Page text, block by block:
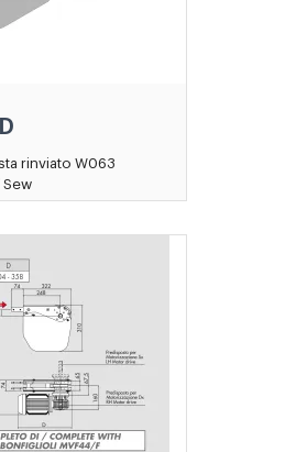
rinviato W063